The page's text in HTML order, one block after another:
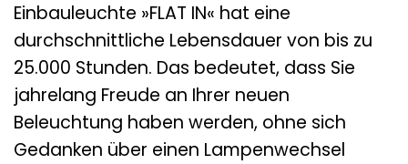
Einbauleuchte »FLAT IN« hat eine
durchschnittliche Lebensdauer von bis zu
25.000 Stunden. Das bedeutet, dass Sie
jahrelang Freude an Ihrer neuen
Beleuchtung haben werden, ohne sich
Gedanken über einen Lampenwechsel